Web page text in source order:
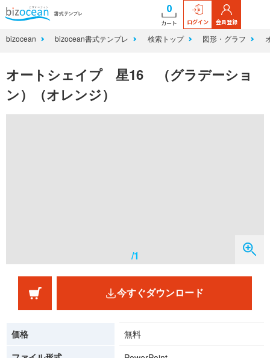
0
カート ログイン 会員登録
bizocean bizocean書式テンプレ 検索トップ 図形・グラフ
オートシェイプ 星16 （グラデーショ
ン）（オレンジ）
/1
今すぐダウンロード
価格
無料